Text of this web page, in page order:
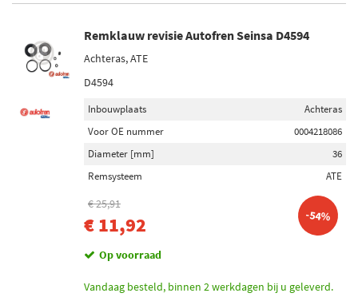
Remklauw revisie Autofren Seinsa D4594
Achteras, ATE
D4594
Inbouwplaats
Achteras
Voor OE nummer
0004218086
Diameter [mm]
36
Remsysteem
ATE
€ 25,91
€ 11,92 -54%
Op voorraad
Vandaag besteld, binnen 2 werkdagen bij u geleverd.